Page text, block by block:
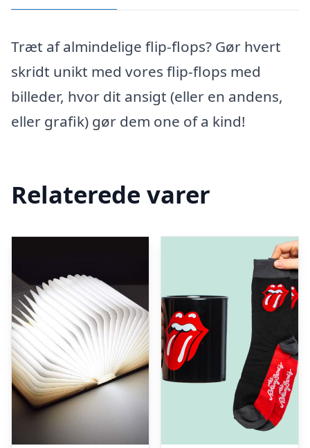
Træt af almindelige flip-flops? Gør hvert
skridt unikt med vores flip-flops med
billeder, hvor dit ansigt (eller en andens,
eller grafik) gør dem one of a kind!
Relaterede varer